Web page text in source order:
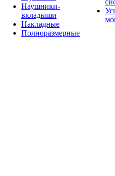
Наушники-
вкладыши
Накладные
Полноразмерные